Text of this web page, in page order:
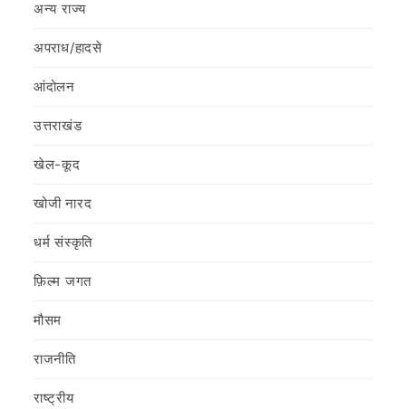
अन्य राज्य
अपराध/हादसे
आंदोलन
उत्तराखंड
खेल-कूद
खोजी नारद
धर्म संस्कृति
फ़िल्‍म जगत
मौसम
राजनीति
राष्ट्रीय